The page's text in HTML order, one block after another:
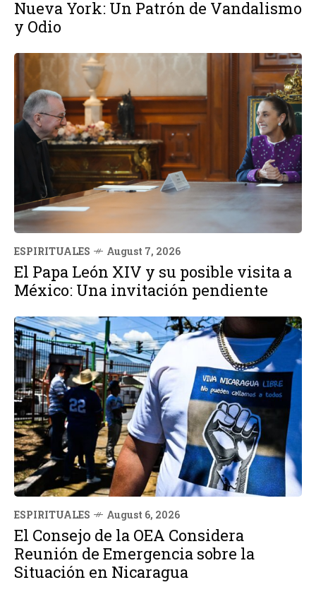
Nueva York: Un Patrón de Vandalismo
y Odio
ESPIRITUALES August 7, 2026
El Papa León XIV y su posible visita a
México: Una invitación pendiente
ESPIRITUALES August 6, 2026
El Consejo de la OEA Considera
Reunión de Emergencia sobre la
Situación en Nicaragua